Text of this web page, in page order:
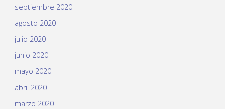
septiembre 2020
agosto 2020
julio 2020
junio 2020
mayo 2020
abril 2020
marzo 2020